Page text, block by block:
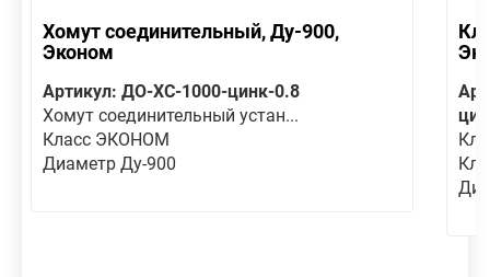
Хомут соединительный, Ду-900,
Эконом
Артикул: ДО-ХС-1000-цинк-0.8
Хомут соединительный устан...
Класс ЭКОНОМ
Диаметр Ду-900